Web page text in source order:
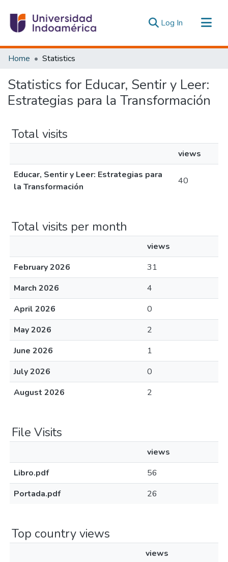
Log In (current)
Communities & Collections
Estadísticas Externas
Home Statistics
Statistics for Educar, Sentir y Leer:
Estrategias para la Transformación
Total visits
views
Educar, Sentir y Leer: Estrategias para
la Transformación
40
Total visits per month
views
February 2026
31
March 2026
4
April 2026
0
May 2026
2
June 2026
1
July 2026
0
August 2026
2
File Visits
views
Libro.pdf
56
Portada.pdf
26
Top country views
views